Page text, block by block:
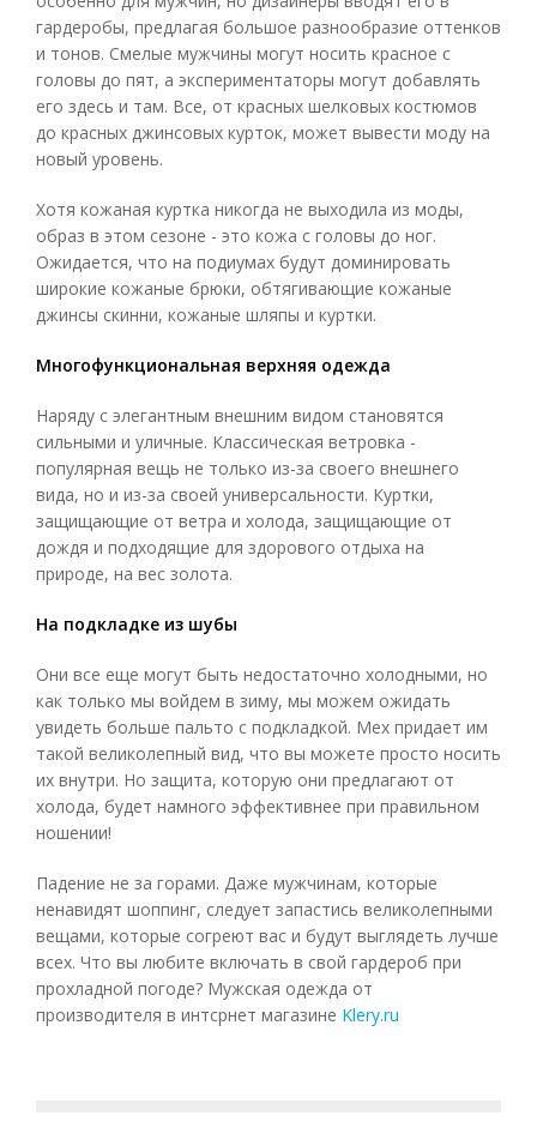
гардеробы, предлагая большое разнообразие оттенков
и тонов. Смелые мужчины могут носить красное с
головы до пят, а экспериментаторы могут добавлять
его здесь и там. Все, от красных шелковых костюмов
до красных джинсовых курток, может вывести моду на
новый уровень.
Хотя кожаная куртка никогда не выходила из моды,
образ в этом сезоне - это кожа с головы до ног.
Ожидается, что на подиумах будут доминировать
широкие кожаные брюки, обтягивающие кожаные
джинсы скинни, кожаные шляпы и куртки.
Многофункциональная верхняя одежда
Наряду с элегантным внешним видом становятся
сильными и уличные. Классическая ветровка -
популярная вещь не только из-за своего внешнего
вида, но и из-за своей универсальности. Куртки,
защищающие от ветра и холода, защищающие от
дождя и подходящие для здорового отдыха на
природе, на вес золота.
На подкладке из шубы
Они все еще могут быть недостаточно холодными, но
как только мы войдем в зиму, мы можем ожидать
увидеть больше пальто с подкладкой. Мех придает им
такой великолепный вид, что вы можете просто носить
их внутри. Но защита, которую они предлагают от
холода, будет намного эффективнее при правильном
ношении!
Падение не за горами. Даже мужчинам, которые
ненавидят шоппинг, следует запастись великолепными
вещами, которые согреют вас и будут выглядеть лучше
всех. Что вы любите включать в свой гардероб при
прохладной погоде? Мужская одежда от
производителя в интсрнет магазине Klery.ru